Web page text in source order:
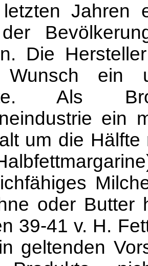
Jahren
Die
Wunsch ein
Als
ein
um die
oder Butter
39-41 v. H.
geltenden